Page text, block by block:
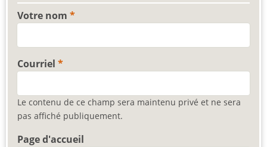
Votre nom
Courriel
Le contenu de ce champ sera maintenu privé et ne sera
pas affiché publiquement.
Page d'accueil